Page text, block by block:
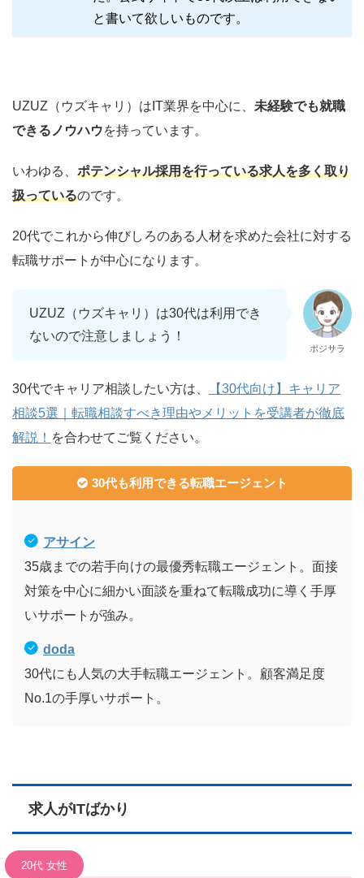
と書いて欲しいものです。
UZUZ（ウズキャリ）はIT業界を中心に、 未経験でも就職
できるノウハウを持っています。
いわゆる、 ポテンシャル採用を行っている求人を多く取り
扱っているのです。
20代でこれから伸びしろのある人材を求めた会社に対する
転職サポートが中心になります。
UZUZ（ウズキャリ）は30代は利用でき
ないので注意しましょう！
ポジサラ
30代でキャリア相談したい方は、
【30代向け】キャリア
相談5選｜転職相談すべき理由やメリットを受講者が徹底
解説！ を合わせてご覧ください。
30代も利用できる転職エージェント
アサイン
35歳までの若手向けの最優秀転職エージェント。面接
対策を中心に細かい面談を重ねて転職成功に導く手厚
いサポートが強み。
doda
30代にも人気の大手転職エージェント。顧客満足度
No.1の手厚いサポート。
求人がITばかり
20代 女性